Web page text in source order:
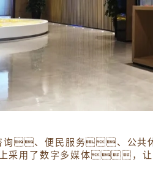
询、便民服务、公
采用了数字多媒体，